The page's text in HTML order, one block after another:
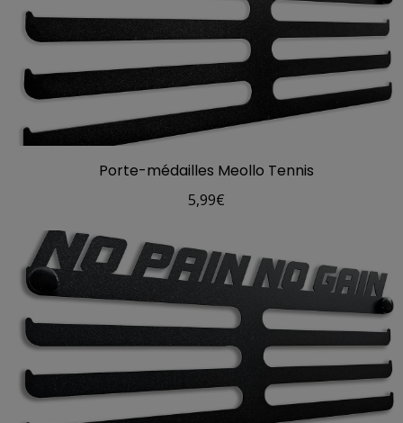
Porte-médailles Meollo Tennis
5,99€